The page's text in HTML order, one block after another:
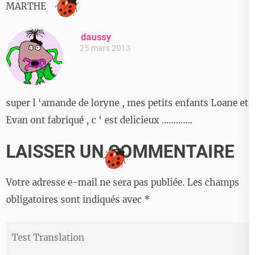
MARTHE
daussy
25 mars 2013
super l ‘amande de loryne , mes petits enfants Loane et
Evan ont fabriqué , c ‘ est delicieux ………….
LAISSER UN COMMENTAIRE
Votre adresse e-mail ne sera pas publiée. Les champs
obligatoires sont indiqués avec *